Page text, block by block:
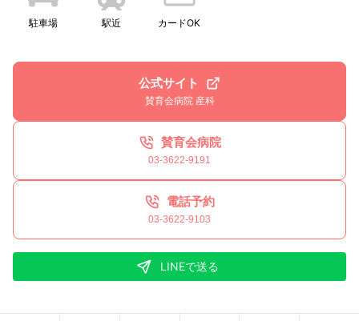
駐車場 駅近 カードOK
公式サイト
賛育会病院 産科
賛育会病院
03-3622-9191
電話予約
03-3622-9103
LINEで送る